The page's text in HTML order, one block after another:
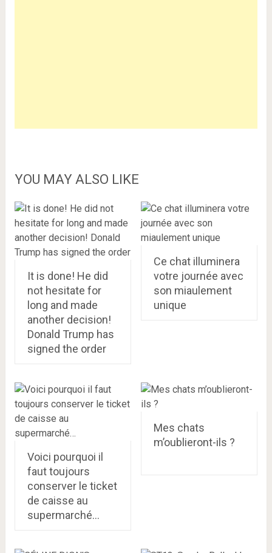
YOU MAY ALSO LIKE
It is done! He did
not hesitate for
long and made
another decision!
Donald Trump has
signed the order
Ce chat illuminera
votre journée avec
son miaulement
unique
Voici pourquoi il
faut toujours
conserver le ticket
de caisse au
supermarché…
Mes chats
m’oublieront-ils ?